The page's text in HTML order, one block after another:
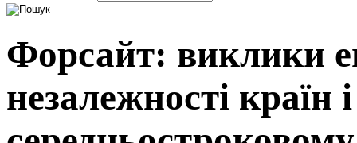
Форсайт: виклики
незалежності країн